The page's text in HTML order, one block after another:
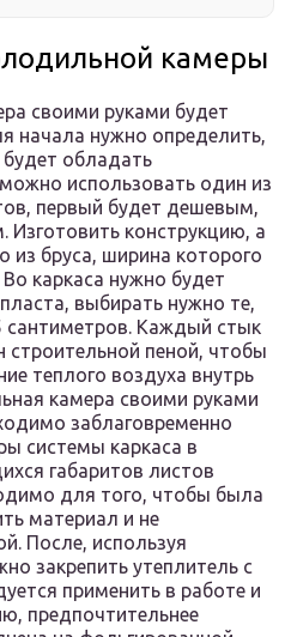
камеры
своими руками будет
начала нужно определить,
обладать
использовать один из
первый будет дешевым,
конструкцию, а
из бруса, ширина которого
каркаса нужно будет
выбирать нужно те,
Каждый стык
строительной пеной, чтобы
теплого воздуха внутрь
камера своими руками
заблаговременно
системы каркаса в
габаритов листов
для того, чтобы была
материал и не
После, используя
закрепить утеплитель с
применить в работе и
предпочтительнее